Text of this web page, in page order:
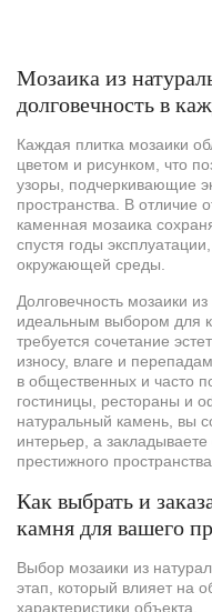
Мозаика из
долговечность в
Каждая плитка мозаики
цветом и рисунком, что
узоры, подчеркивающие
пространства. В отличие
каменная мозаика
спустя годы
окружающей среды.
Долговечность мозаики
идеальным выбором для
требуется сочетание
износу, влаге и
в общественных и часто
гостиницы, рестораны и
натуральный камень, вы
интерьер, а
престижного пространства.
Как выбрать и
камня для вашего
Выбор мозаики из
этап, который влияет на
характеристики объекта.